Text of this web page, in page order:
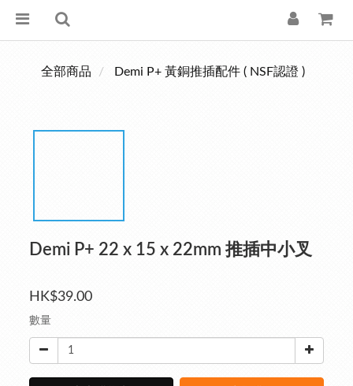
全部商品 Demi P+ 黃銅推插配件 ( NSF認證 )
Demi P+ 22 x 15 x 22mm 推插中小叉
HK$39.00
數量